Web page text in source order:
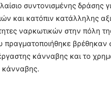
συντονισμένης δράσης
και κατόπιν κατάλληλης
ναρκωτικών στην πόλη
πραγματοποιήθηκε
κάνναβης και το
κάνναβης.